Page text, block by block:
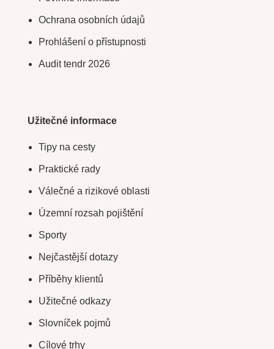
Ochrana osobních údajů
Prohlášení o přístupnosti
Audit tendr 2026
Užitečné informace
Tipy na cesty
Praktické rady
Válečné a rizikové oblasti
Územní rozsah pojištění
Sporty
Nejčastější dotazy
Příběhy klientů
Užitečné odkazy
Slovníček pojmů
Cílové trhy